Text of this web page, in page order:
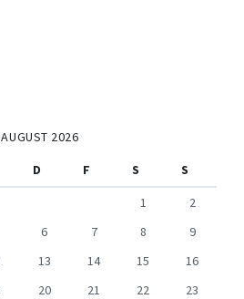
AUGUST 2026
D F S
S
1
2
6 7 8
9
13 14 15
16
20 21 22
23